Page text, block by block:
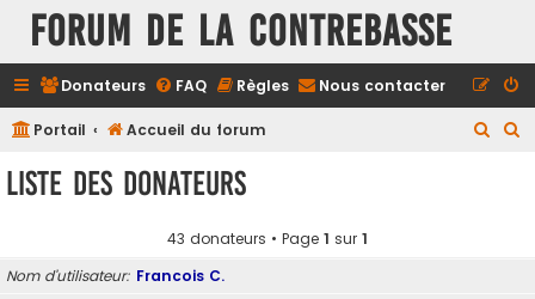
FORUM DE LA CONTREBASSE
Donateurs FAQ Règles Nous contacter
Portail Accueil du forum
Liste des donateurs
43 donateurs • Page 1 sur 1
Nom d’utilisateur Francois C.